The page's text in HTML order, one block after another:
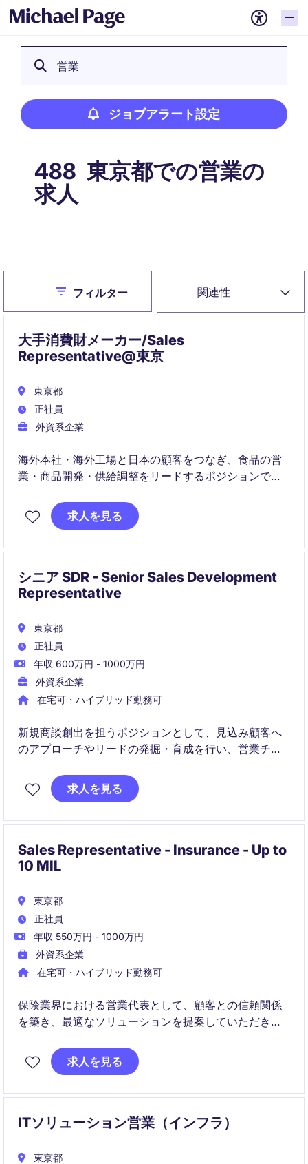
営業
ジョブアラート設定
488 東京都での営業の
求人
関連性
Closeフィルター
大手消費財メーカー/Sales
Representative@東京
東京都
正社員
外資系企業
海外本社・海外工場と日本の顧客をつなぎ、食品の営
業・商品開発・供給調整をリードするポジションで
戦略立案から実行まで一貫して関わり、ビジネス拡大
求人を見る
シニア SDR - Senior Sales Development
Representative
東京都
正社員
年収 600万円 - 1000万円
外資系企業
在宅可・ハイブリッド勤務可
新規商談創出を担うポジションとして、見込み顧客へ
のアプローチやリードの発掘・育成を行い、営業チー
求人を見る
Sales Representative - Insurance - Up to
10 MIL
東京都
正社員
年収 550万円 - 1000万円
外資系企業
在宅可・ハイブリッド勤務可
保険業界における営業代表として、顧客との信頼関係
を築き、最適なソリューションを提案していただきま
顧客の開拓を担当していただきます。
求人を見る
ITソリューション営業（インフラ）
東京都